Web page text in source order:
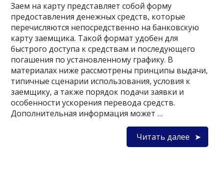
Заем на карту представляет собой форму
предоставления денежных средств, которые
перечисляются непосредственно на банковскую
карту заемщика. Такой формат удобен для
быстрого доступа к средствам и последующего
погашения по установленному графику. В
материалах ниже рассмотрены принципы выдачи,
типичные сценарии использования, условия к
заемщику, а также порядок подачи заявки и
особенности ускорения перевода средств.
Дополнительная информация может …
Читать далее